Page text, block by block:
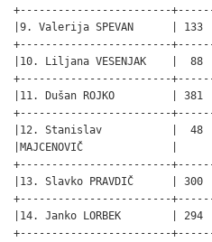
+------------------------
|9. Valerija SPEVAN      |
+------------------------
|10. Liljana VESENJAK    |
+------------------------
|11. Dušan ROJKO         |
+------------------------
|12. Stanislav           |  48
|MAJCENOVIČ              |
+------------------------
|13. Slavko PRAVDIČ      |
+------------------------
|14. Janko LORBEK        |
+------------------------